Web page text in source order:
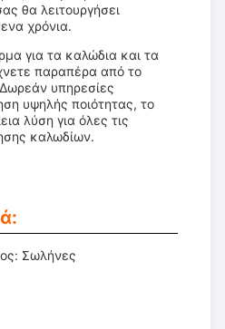
θα λειτουργήσει
χρόνια.
για τα καλώδια και τα
παραπέρα από το
υπηρεσίες
υψηλής ποιότητας, το
λύση για όλες τις
καλωδίων.
Σωλήνες